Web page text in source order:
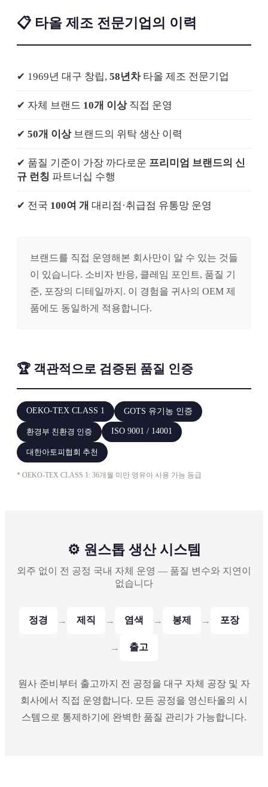
📋 타올 제조 전문기업의 이력
✔ 1969년 대구 창립, 58년차타올 제조 전문기업
✔ 자체 브랜드 10개 이상직접 운영
✔ 50개 이상브랜드의 위탁 생산 이력
✔ 품질 기준이 가장 까다로운 프리미엄 브랜드의 신
규 런칭 파트너십 수행
✔ 전국 100여 개 대리점·취급점 유통망 운영
브랜드를 직접 운영해본 회사만이 알 수 있는 것들
이 있습니다. 소비자 반응, 클레임 포인트, 품질 기
준, 포장의 디테일까지. 이 경험을 귀사의 OEM 제
품에도 동일하게 적용합니다.
🏆 객관적으로 검증된 품질 인증
OEKO-TEX CLASS 1 GOTS 유기농 인증
환경부 친환경 인증 ISO 9001 / 14001
대한아토피협회 추천
* OEKO-TEX CLASS 1: 36개월 미만 영유아 사용 가능 등급
⚙️ 원스톱 생산 시스템
외주 없이 전 공정 국내 자체 운영 — 품질 변수와 지연이
없습니다
정경 → 제직 → 염색 → 봉제 → 포장
→ 출고
원사 준비부터 출고까지 전 공정을 대구 자체 공장 및 자
회사에서 직접 운영합니다. 모든 공정을 영신타올의 시
스템으로 통제하기에 완벽한 품질 관리가 가능합니다.